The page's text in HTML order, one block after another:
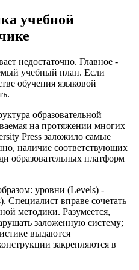
учебной
недостаточно. Главное -
учебный план. Если
обучения языковой
образовательной
на протяжении многих
Press заложило самые
наличие соответствующих
образовательных платформ
уровни (Levels) -
Специалист вправе сочетать
методики. Разумеется,
заложенную систему;
выдаются
закрепляются в